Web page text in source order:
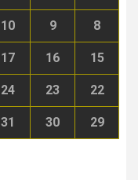
8
9
10
15
16
17
22
23
24
29
30
31